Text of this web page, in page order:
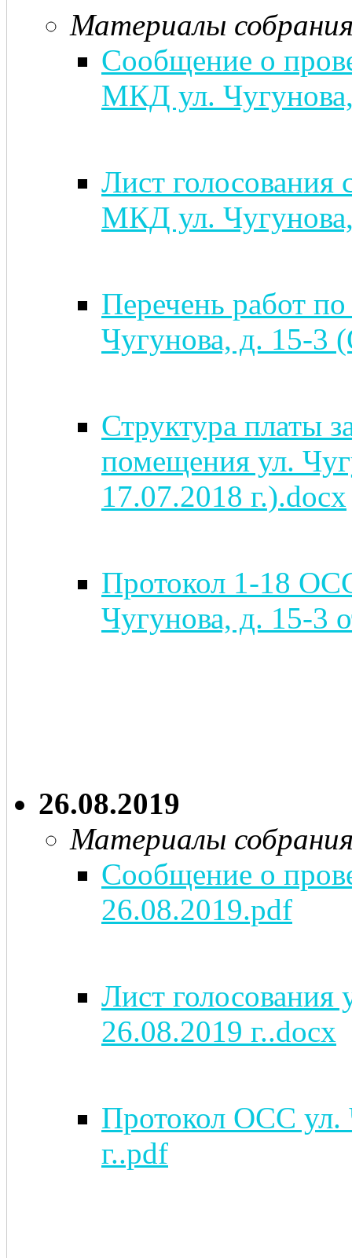
Материалы
Сообщение о
МКД ул.
Лист голосования
МКД ул.
Перечень работ
Чугунова, д. 15-3
Структура платы
помещения ул.
17.07.2018 г.).docx
Протокол 1-18
Чугунова, д. 15-3
26.08.2019
Материалы
Сообщение о
26.08.2019.pdf
Лист голосования
26.08.2019 г..docx
Протокол ОСС ул.
г..pdf